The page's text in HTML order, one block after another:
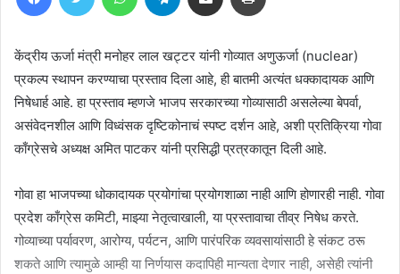
केंद्रीय ऊर्जा मंत्री मनोहर लाल खट्टर यांनी गोव्यात अणुऊर्जा (nuclear)
प्रकल्प स्थापन करण्याचा प्रस्ताव दिला आहे, ही बातमी अत्यंत धक्कादायक आणि
निषेधार्ह आहे. हा प्रस्ताव म्हणजे भाजप सरकारच्या गोव्यासाठी असलेल्या बेपर्वा,
असंवेदनशील आणि विध्वंसक दृष्टिकोनाचं स्पष्ट दर्शन आहे​, अशी प्रतिक्रिया गोवा
काँग्रेसचे अध्यक्ष अमित पाटकर यांनी प्रसिद्धी प्रत्रकातून दिली आहे.
गोवा हा भाजपच्या धोकादायक प्रयोगांचा प्रयोगशाळा नाही आणि होणारही नाही. गोवा
प्रदेश काँग्रेस कमिटी, माझ्या नेतृत्वाखाली, या प्रस्तावाचा तीव्र निषेध करते.
गोव्याच्या पर्यावरण, आरोग्य, पर्यटन, आणि पारंपरिक व्यवसायांसाठी हे संकट ठरू
शकते आणि त्यामुळे आम्ही या निर्णयास कदापिही मान्यता देणार नाही​, असेही त्यांनी